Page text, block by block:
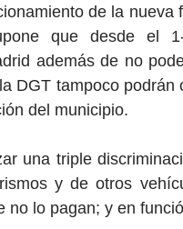
de la nueva
que desde el
además de no
DGT tampoco
del municipio.
una triple
y de otros
no lo pagan; y en